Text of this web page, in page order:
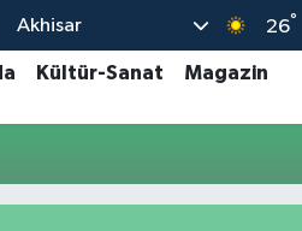
Akhisar 26°
Kültür-Sanat
Magazin